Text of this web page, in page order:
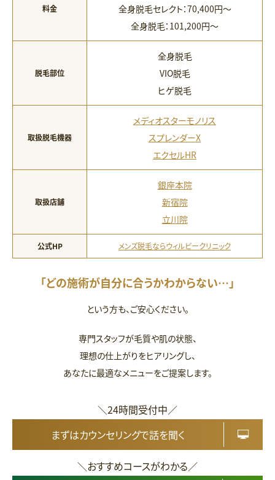
料金
全身脱毛セレクト：70,400円〜
全身脱毛：101,200円〜
脱毛部位
全身脱毛
VIO脱毛
ヒゲ脱毛
取扱脱毛機器
メディオスターモノリス
スプレンダーX
エクセルHR
取扱店舗
銀座本院
新宿院
立川院
公式HP メンズ脱毛ならウィルビークリニック
「どの施術が自分に合うかわからない…」
という方も、ご安心ください。
専門スタッフが毛質や肌の状態、
理想の仕上がりをヒアリングし、
あなたに最適なメニューをご提案します。
＼24時間受付中／
まずはカウンセリングで話を聞く
＼おすすめコースがわかる／